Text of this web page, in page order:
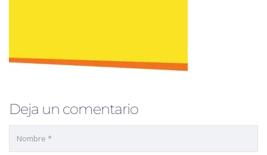
Deja un comentario